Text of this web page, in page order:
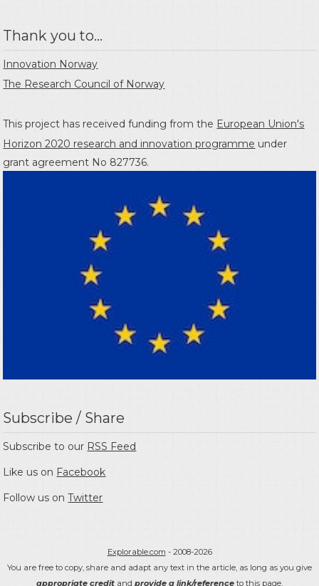
Thank you to...
Innovation Norway
The Research Council of Norway
This project has received funding from the European Union's
Horizon 2020 research and innovation programme under
grant agreement No 827736.
Subscribe / Share
Subscribe to our RSS Feed
Like us on Facebook
Follow us onTwitter
Explorable.com - 2008-2026
You are free to copy, share and adapt any text in the article, as long as you give
appropriate credit and provide a link/reference to this page.